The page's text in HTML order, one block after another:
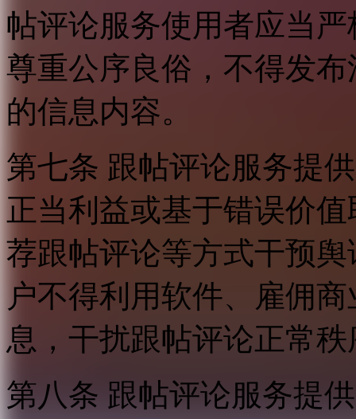
帖评论服务使用者应当
尊重公序良俗，不得发
的信息内容。
第七条 跟帖评论服务提
正当利益或基于错误价
荐跟帖评论等方式干预
户不得利用软件、雇佣
息，干扰跟帖评论正常
第八条 跟帖评论服务提